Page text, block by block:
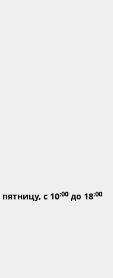
с 10:00 до 18:00